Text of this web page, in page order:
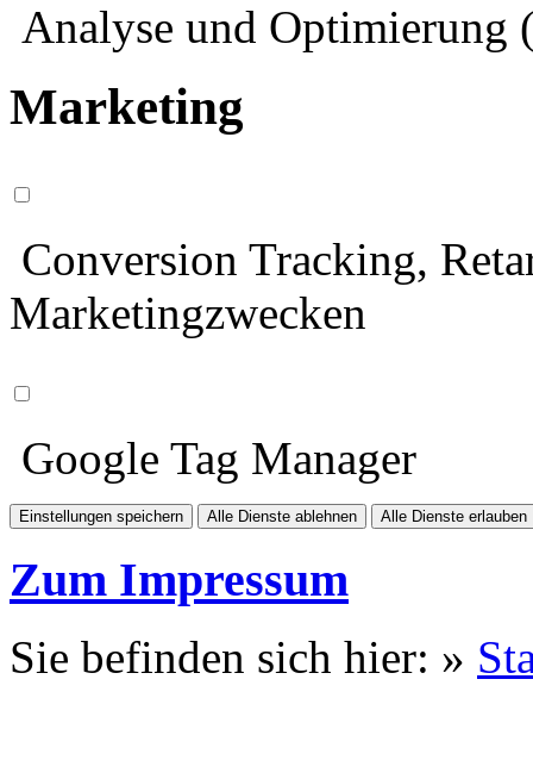
Analyse und Optimierung
Marketing
Conversion Tracking,
Marketingzwecken
Google Tag Manager
Einstellungen speichern Alle Dienste ablehnen Alle Dienste erlauben
Zum Impressum
Sie befinden sich hier: »